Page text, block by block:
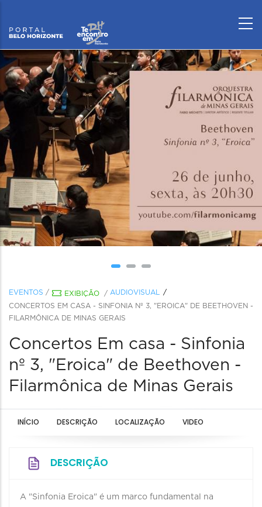
EVENTOS / EXIBIÇÃO / AUDIOVISUAL
CONCERTOS EM CASA - SINFONIA Nº 3, "EROICA" DE BEETHOVEN -
FILARMÔNICA DE MINAS GERAIS
Concertos Em casa - Sinfonia
nº 3, "Eroica" de Beethoven -
Filarmônica de Minas Gerais
INÍCIO DESCRIÇÃO LOCALIZAÇÃO VIDEO
DESCRIÇÃO
A "Sinfonia Eroica" é um marco fundamental na